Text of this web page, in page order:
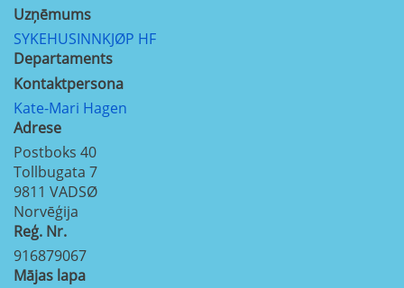
Uzņēmums
SYKEHUSINNKJØP HF
Departaments
Kontaktpersona
Kate-Mari Hagen
Adrese
Postboks 40
Tollbugata 7
9811 VADSØ
Norvēģija
Reģ. Nr.
916879067
Mājas lapa